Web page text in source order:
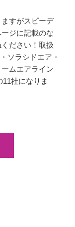
すがスピーデ
ジに記載のな
ださい！取扱
ソラシドエア・
ムエアライン
11社になりま